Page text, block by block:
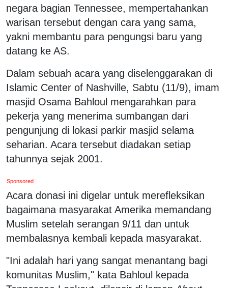
negara bagian Tennessee, mempertahankan
warisan tersebut dengan cara yang sama,
yakni membantu para pengungsi baru yang
datang ke AS.
Dalam sebuah acara yang diselenggarakan di
Islamic Center of Nashville, Sabtu (11/9), imam
masjid Osama Bahloul mengarahkan para
pekerja yang menerima sumbangan dari
pengunjung di lokasi parkir masjid selama
seharian. Acara tersebut diadakan setiap
tahunnya sejak 2001.
Sponsored
Acara donasi ini digelar untuk merefleksikan
bagaimana masyarakat Amerika memandang
Muslim setelah serangan 9/11 dan untuk
membalasnya kembali kepada masyarakat.
"Ini adalah hari yang sangat menantang bagi
komunitas Muslim," kata Bahloul kepada